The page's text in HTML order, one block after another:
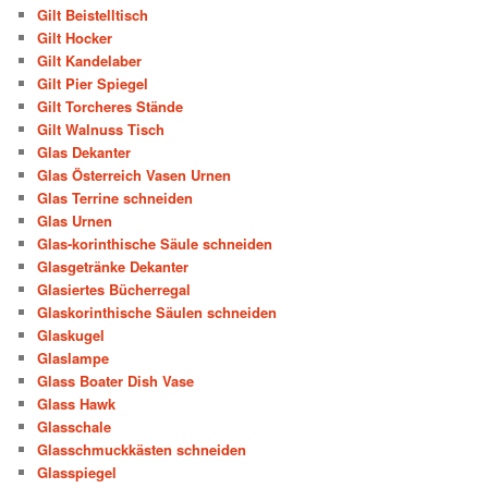
Gilt Beistelltisch
Gilt Hocker
Gilt Kandelaber
Gilt Pier Spiegel
Gilt Torcheres Stände
Gilt Walnuss Tisch
Glas Dekanter
Glas Österreich Vasen Urnen
Glas Terrine schneiden
Glas Urnen
Glas-korinthische Säule schneiden
Glasgetränke Dekanter
Glasiertes Bücherregal
Glaskorinthische Säulen schneiden
Glaskugel
Glaslampe
Glass Boater Dish Vase
Glass Hawk
Glasschale
Glasschmuckkästen schneiden
Glasspiegel